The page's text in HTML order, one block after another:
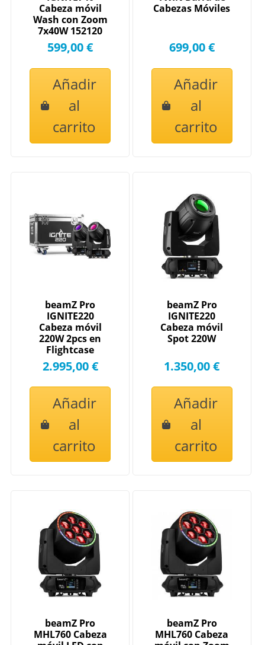
Cabeza móvil
Wash con Zoom
7x40W 152120
599,00 €
Añadir
al
carrito
Cabezas Móviles
699,00 €
Añadir
al
carrito
beamZ Pro
IGNITE220
Cabeza móvil
220W 2pcs en
Flightcase
2.995,00 €
Añadir
al
carrito
beamZ Pro
IGNITE220
Cabeza móvil
Spot 220W
1.350,00 €
Añadir
al
carrito
beamZ Pro
MHL760 Cabeza
beamZ Pro
MHL760 Cabeza